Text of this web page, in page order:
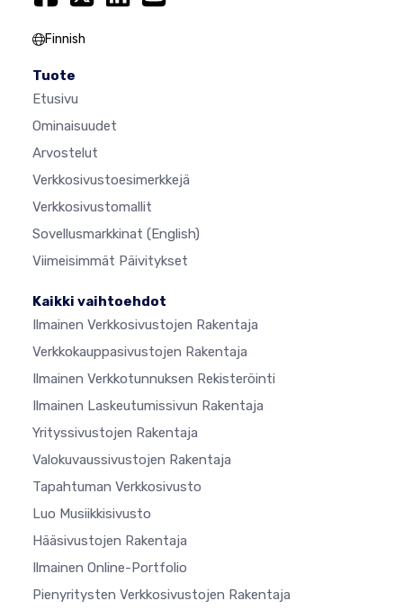
Finnish
Tuote
Etusivu
Ominaisuudet
Arvostelut
Verkkosivustoesimerkkejä
Verkkosivustomallit
Sovellusmarkkinat (English)
Viimeisimmät Päivitykset
Kaikki vaihtoehdot
Ilmainen Verkkosivustojen Rakentaja
Verkkokauppasivustojen Rakentaja
Ilmainen Verkkotunnuksen Rekisteröinti
Ilmainen Laskeutumissivun Rakentaja
Yrityssivustojen Rakentaja
Valokuvaussivustojen Rakentaja
Tapahtuman Verkkosivusto
Luo Musiikkisivusto
Hääsivustojen Rakentaja
Ilmainen Online-Portfolio
Pienyritysten Verkkosivustojen Rakentaja